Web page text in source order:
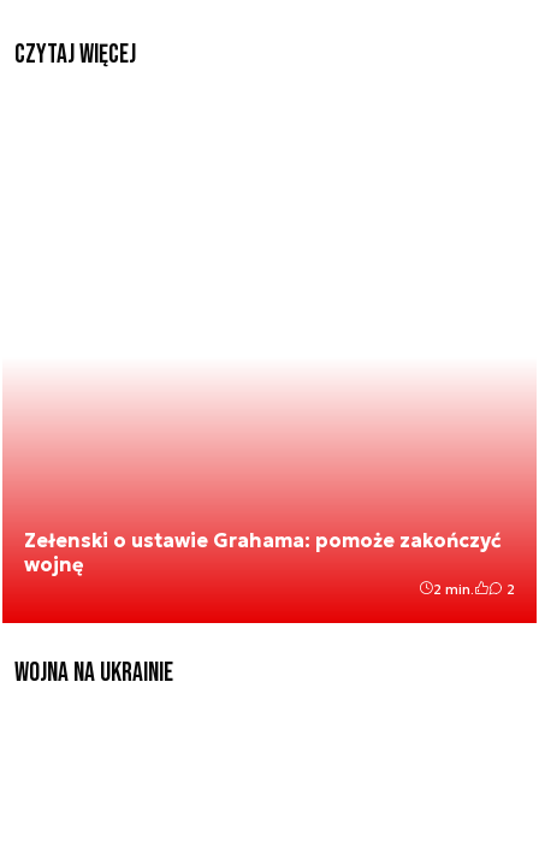
czytaj więcej
Zełenski o ustawie Grahama: pomoże zakończyć
wojnę
2 min. 2
Wojna na Ukrainie